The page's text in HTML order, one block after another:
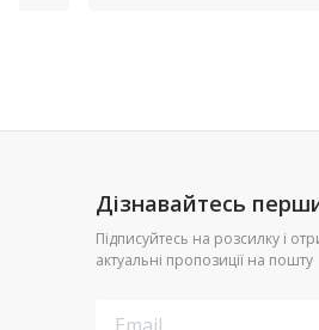
Дізнавайтесь
Підписуйтесь на розсилку і
актуальні пропозиції на пошту